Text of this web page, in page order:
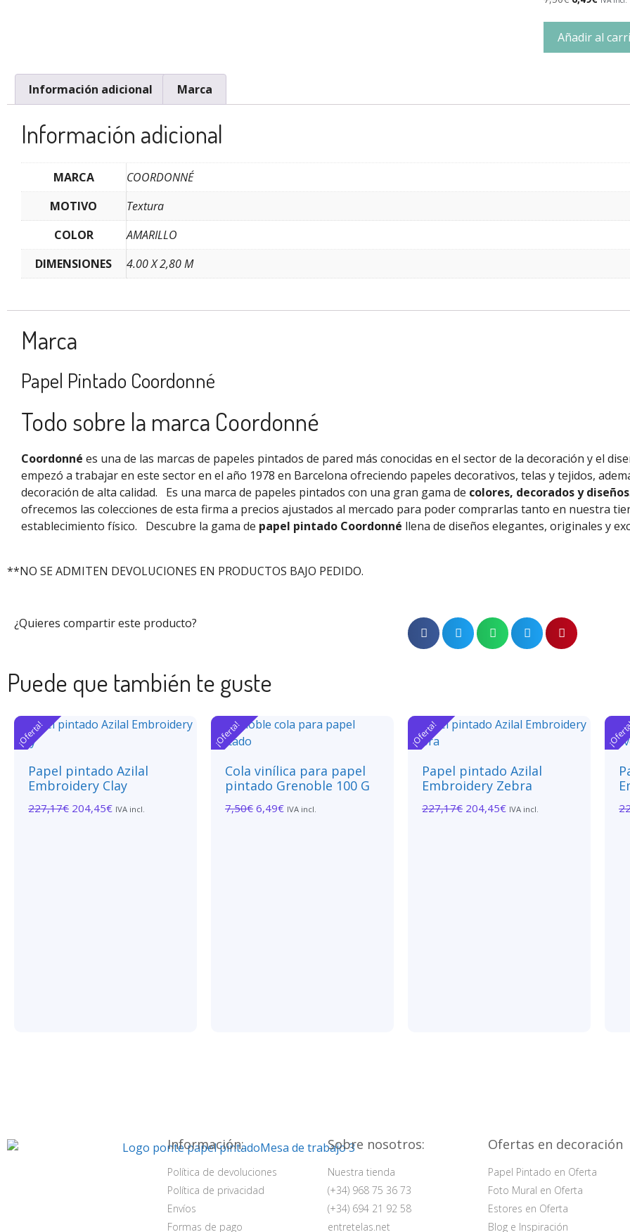
Añadir al
Información adicional Marca
Información adicional
MARCA
COORDONNÉ
MOTIVO
Textura
COLOR
AMARILLO
DIMENSIONES
4.00 X 2,80 M
Marca
Papel Pintado Coordonné
Todo sobre la marca Coordonné
Coordonné es una de las marcas de papeles pintados de pared más conocidas en el sector de la decoración y el
empezó a trabajar en este sector en el año 1978 en Barcelona ofreciendo papeles decorativos, telas y tejidos,
decoración de alta calidad.
Es una marca de papeles pintados con una gran gama de colores, decorados y diseños
ofrecemos las colecciones de esta firma a precios ajustados al mercado para poder comprarlas tanto en nuestra
establecimiento físico.
Descubre la gama de papel pintado Coordonné llena de diseños elegantes, originales y
**NO SE ADMITEN DEVOLUCIONES EN PRODUCTOS BAJO PEDIDO.
¿Quieres compartir este producto?
Puede que también te guste
¡Oferta!
Papel pintado Azilal
Embroidery Clay
227,17€ 204,45€ IVA incl.
¡Oferta!
Cola vinílica para papel
pintado Grenoble 100 G
7,50€ 6,49€ IVA incl.
¡Oferta!
Papel pintado Azilal
Embroidery Zebra
227,17€ 204,45€ IVA incl.
Información:
Política de devoluciones
Política de privacidad
Envíos
Formas de pago
Sobre nosotros:
Nuestra tienda
(+34) 968 75 36 73
(+34) 694 21 92 58
entretelas.net
Ofertas en decoración
Papel Pintado en Oferta
Foto Mural en Oferta
Estores en Oferta
Blog e Inspiración